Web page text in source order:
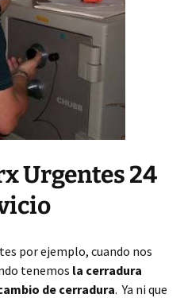
Urgentes 24
por ejemplo, cuando nos
tenemos la cerradura
de cerradura. Ya ni que